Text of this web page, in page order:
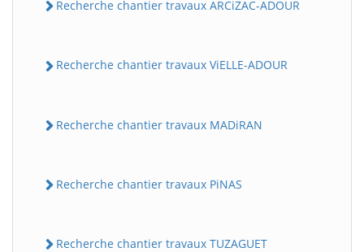
Recherche chantier travaux ARCiZAC-ADOUR
Recherche chantier travaux ViELLE-ADOUR
Recherche chantier travaux MADiRAN
Recherche chantier travaux PiNAS
Recherche chantier travaux TUZAGUET